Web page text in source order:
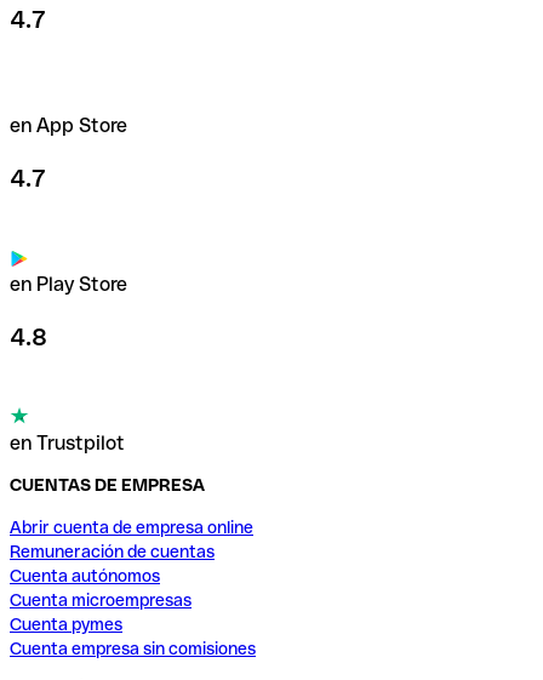
4.7
en App Store
4.7
en Play Store
4.8
en Trustpilot
CUENTAS DE EMPRESA
Abrir cuenta de empresa online
Remuneración de cuentas
Cuenta autónomos
Cuenta microempresas
Cuenta pymes
Cuenta empresa sin comisiones